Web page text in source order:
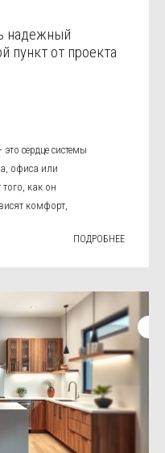
надежный
пункт от проекта
сердце системы
офиса или
как он
комфорт,
ПОДРОБНЕЕ